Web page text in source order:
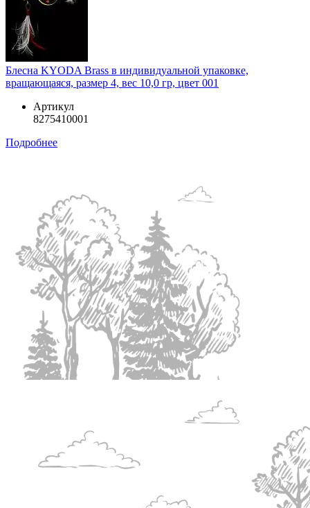
Блесна KYODA Brass в индивидуальной упаковке,
вращающаяся, размер 4, вес 10,0 гр, цвет 001
Артикул
8275410001
Подробнее